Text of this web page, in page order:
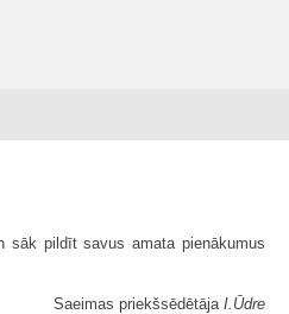
sāk pildīt savus amata pienākumus
Saeimas priekšsēdētāja I.Ūdre